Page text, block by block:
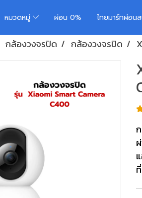
หมวดหมู่ ผ่อน 0% ไทยมาร์ทผ่อน
กล้องวงจรปิด กล้องวงจรปิด